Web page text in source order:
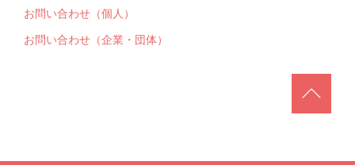
お問い合わせ（個人）
お問い合わせ（企業・団体）